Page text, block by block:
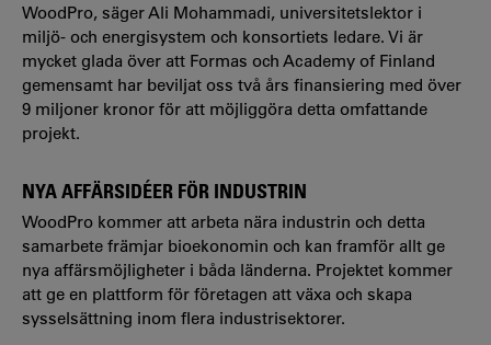
WoodPro, säger Ali Mohammadi, universitetslektor i
miljö- och energisystem och konsortiets ledare. Vi är
mycket glada över att Formas och Academy of Finland
gemensamt har beviljat oss två års finansiering med över
9 miljoner kronor för att möjliggöra detta omfattande
projekt.
NYA AFFÄRSIDÉER FÖR INDUSTRIN
WoodPro kommer att arbeta nära industrin och detta
samarbete främjar bioekonomin och kan framför allt ge
nya affärsmöjligheter i båda länderna. Projektet kommer
att ge en plattform för företagen att växa och skapa
sysselsättning inom flera industrisektorer.